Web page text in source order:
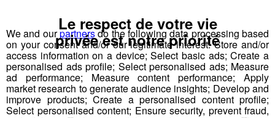
Bun J Ride
est inspiré de la prononciation
anglaise dusaut à l'élastique("bungee" ou "bungy")
auquel s'ajoute le "ride" du mouvement et de la liberté,
avec au milieu le "J" de Jeff, son inventeur.
Écoutez l'interview de son créateur ⬇
We and ourpartnersdo the following data processing based
on your consent and/or our legitimate interest: Store and/or
access information on a device; Select basic ads; Create a
personalised ads profile; Select personalised ads; Measure
ad performance; Measure content performance; Apply
market research to generate audience insights; Develop and
improve products; Create a personalised content profile;
Select personalised content; Ensure security, prevent fraud,
Le respect de votre vie
privée est notre priorité